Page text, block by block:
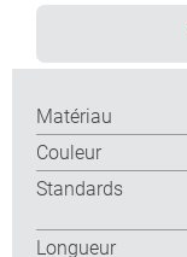
Matériau
Couleur
Standards
Longueur